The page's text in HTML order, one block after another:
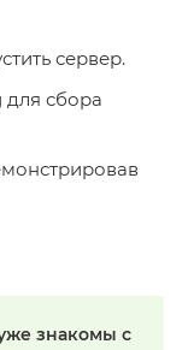
сервер.
сбора
знакомы с